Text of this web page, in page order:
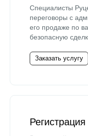
Специалисты
переговоры с
его продаже по
безопасную
Заказать услугу